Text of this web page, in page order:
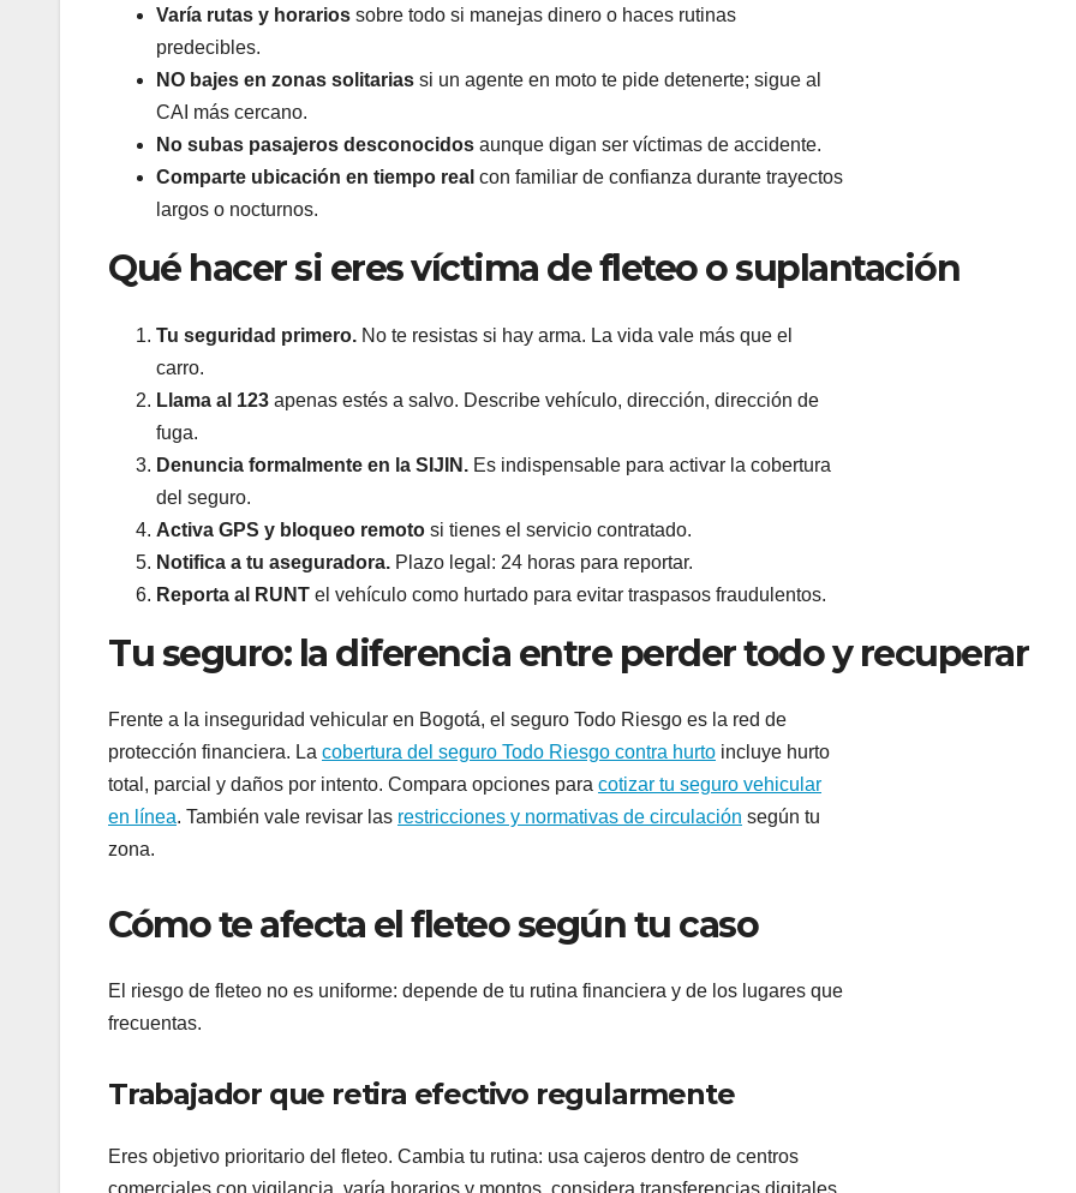
Varía rutas y horarios sobre todo si manejas dinero o haces rutinas
predecibles.
NO bajes en zonas solitarias si un agente en moto te pide detenerte; sigue al
CAI más cercano.
No subas pasajeros desconocidos aunque digan ser víctimas de accidente.
Comparte ubicación en tiempo real con familiar de confianza durante trayectos
largos o nocturnos.
Qué hacer si eres víctima de fleteo o suplantación
Tu seguridad primero. No te resistas si hay arma. La vida vale más que el
carro.
Llama al 123 apenas estés a salvo. Describe vehículo, dirección, dirección de
fuga.
Denuncia formalmente en la SIJIN. Es indispensable para activar la cobertura
del seguro.
Activa GPS y bloqueo remoto si tienes el servicio contratado.
Notifica a tu aseguradora. Plazo legal: 24 horas para reportar.
Reporta al RUNT el vehículo como hurtado para evitar traspasos fraudulentos.
Tu seguro: la diferencia entre perder todo y recuperar
Frente a la inseguridad vehicular en Bogotá, el seguro Todo Riesgo es la red de
protección financiera. La cobertura del seguro Todo Riesgo contra hurto incluye hurto
total, parcial y daños por intento. Compara opciones para cotizar tu seguro vehicular
en línea. También vale revisar las restricciones y normativas de circulación según tu
zona.
Cómo te afecta el fleteo según tu caso
El riesgo de fleteo no es uniforme: depende de tu rutina financiera y de los lugares que
frecuentas.
Trabajador que retira efectivo regularmente
Eres objetivo prioritario del fleteo. Cambia tu rutina: usa cajeros dentro de centros
comerciales con vigilancia, varía horarios y montos, considera transferencias digitales